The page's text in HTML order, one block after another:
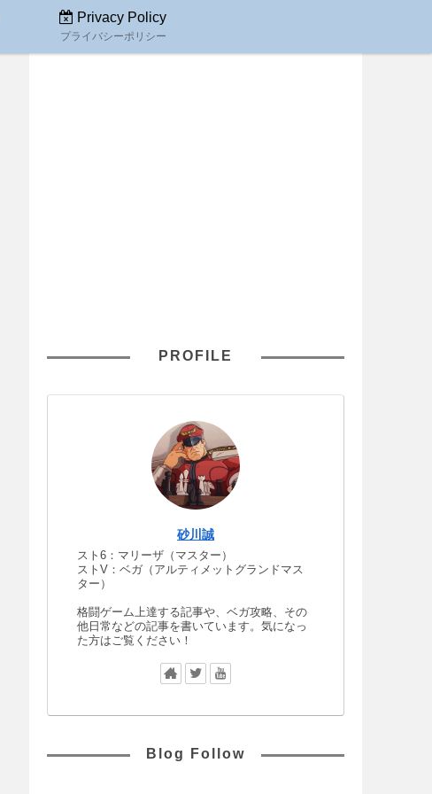
Privacy Policy
プライバシーポリシー
PROFILE
砂川誠
スト6：マリーザ（マスター）
ストV：ベガ（アルティメットグランドマス
ター）
格闘ゲーム上達する記事や、ベガ攻略、その
他日常などの記事を書いています。気になっ
た方はご覧ください！
Blog Follow